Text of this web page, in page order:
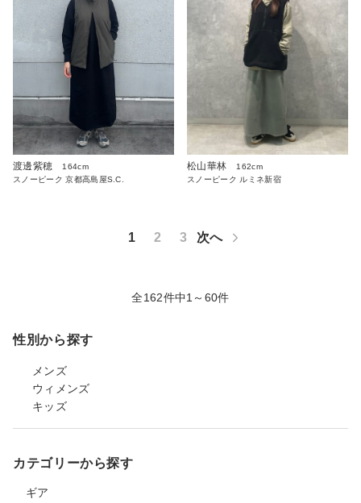
渡邊紫穂
164cm
スノーピーク 京都高島屋S.C.
松山華林
162cm
スノーピーク ルミネ新宿
1 2 3 次へ
全162件中1～60件
性別から探す
メンズ
ウィメンズ
キッズ
カテゴリーから探す
ギア